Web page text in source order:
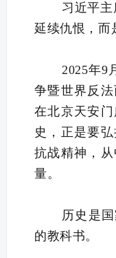
习近平
延续仇恨，而
2025年9
争暨世界反
在北京天安
史，正是要
抗战精神，
量。
历史是
的教科书。